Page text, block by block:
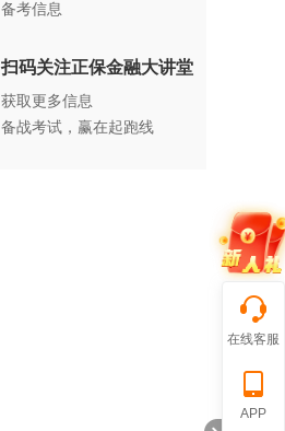
备考信息
扫码关注正保金融大讲堂
获取更多信息
备战考试，赢在起跑线
在线客服
APP